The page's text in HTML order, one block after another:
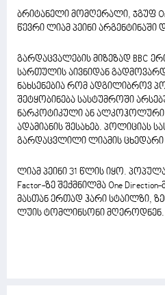
ბრიტანელი მომღერალი, ჯგუფ
წევრი ლიამ პეინი არგენტინაში
გარდაცვალების მიზეზად BBC
სართულის აივნიდან
ნახსენებია რომ ადგილიბროვ
შეტყობინება სასტუმროში
ნარკოტიკული ან ალკოჰოლური
ადამიანის შესახებ. პოლიციას
გარდაცვლილი ლიამის ცხედარი
ლიამ პეინი 31 წლის იყო.
Factor-ზე შექმნილმა One
მასთან ერთად ჰარი სტაილზი,
ლუის ტომლინსონი მღეროდნენ.